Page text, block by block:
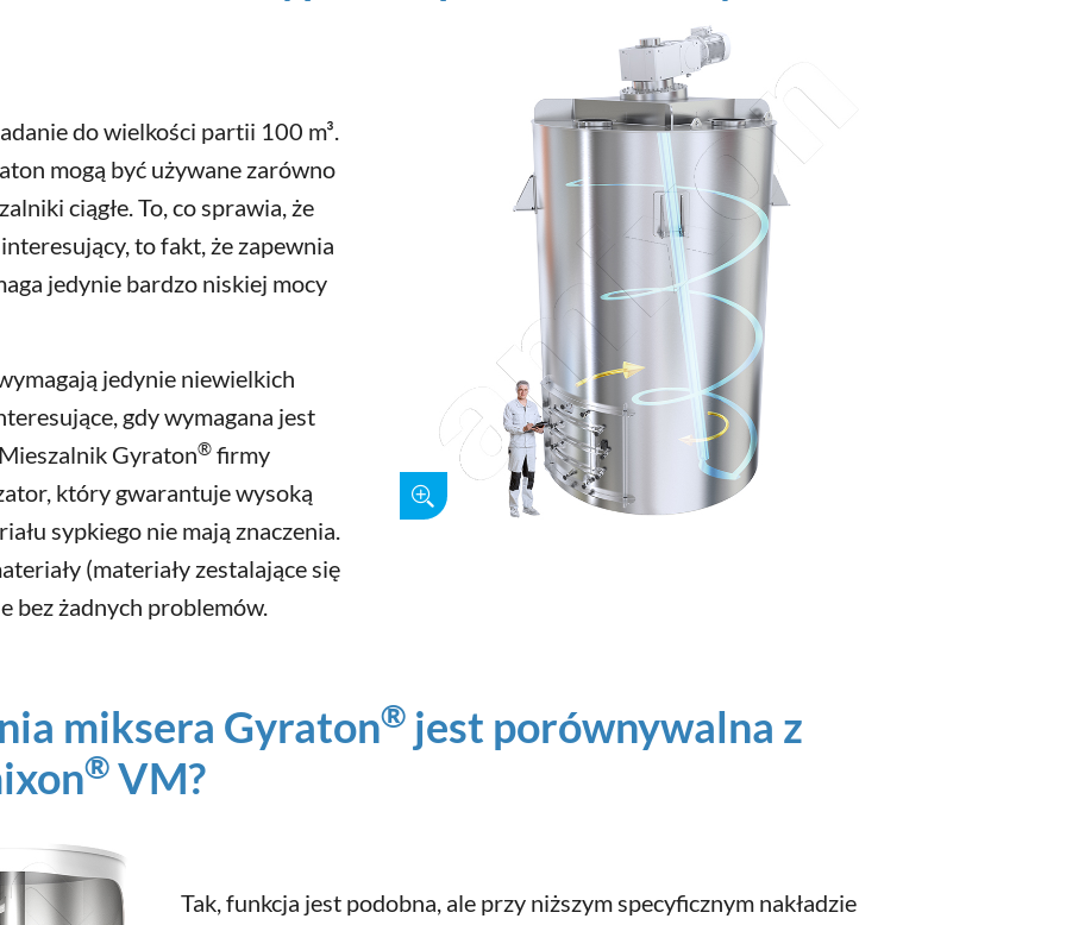
do wielkości partii 100 m³.
mogą być używane zarówno
ciągłe. To, co sprawia, że
to fakt, że zapewnia
jedynie bardzo niskiej mocy
jedynie niewielkich
gdy wymagana jest
Gyraton® firmy
który gwarantuje wysoką
sypkiego nie mają znaczenia.
(materiały zestalające się
bez żadnych problemów.
miksera Gyraton® jest porównywalna z
® VM?
Tak, funkcja jest podobna, ale przy niższym specyficznym nakładzie